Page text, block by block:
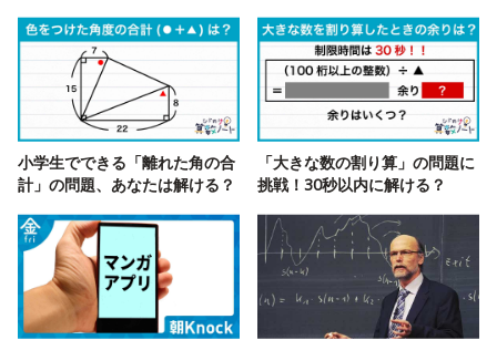
小学生でできる「離れた角の合
計」の問題、あなたは解ける？
「大きな数の割り算」の問題に
挑戦！30秒以内に解ける？